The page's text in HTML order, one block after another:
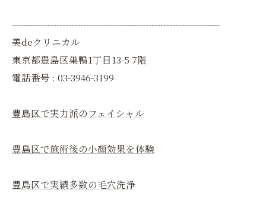
----------------------------------------------------------------------
美deクリニカル
東京都豊島区巣鴨1丁目13-5 7階
電話番号 : 03-3946-3199
豊島区で実力派のフェイシャル
豊島区で施術後の小顔効果を体験
豊島区で実績多数の毛穴洗浄